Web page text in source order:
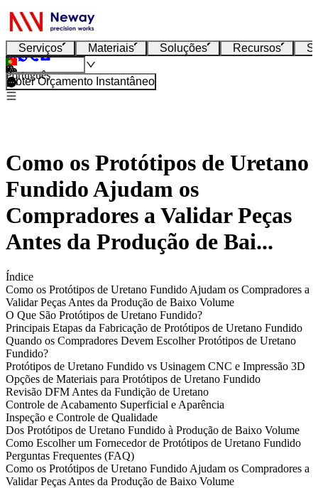
Serviços Materiais Soluções Recursos
Português
Obter Orçamento Instantâneo
Como os Protótipos de Uretano
Fundido Ajudam os
Compradores a Validar Peças
Antes da Produção de Bai...
Índice
Como os Protótipos de Uretano Fundido Ajudam os Compradores a
Validar Peças Antes da Produção de Baixo Volume
O Que São Protótipos de Uretano Fundido?
Principais Etapas da Fabricação de Protótipos de Uretano Fundido
Quando os Compradores Devem Escolher Protótipos de Uretano
Fundido?
Protótipos de Uretano Fundido vs Usinagem CNC e Impressão 3D
Opções de Materiais para Protótipos de Uretano Fundido
Revisão DFM Antes da Fundição de Uretano
Controle de Acabamento Superficial e Aparência
Inspeção e Controle de Qualidade
Dos Protótipos de Uretano Fundido à Produção de Baixo Volume
Como Escolher um Fornecedor de Protótipos de Uretano Fundido
Perguntas Frequentes (FAQ)
Como os Protótipos de Uretano Fundido Ajudam os Compradores a
Validar Peças Antes da Produção de Baixo Volume